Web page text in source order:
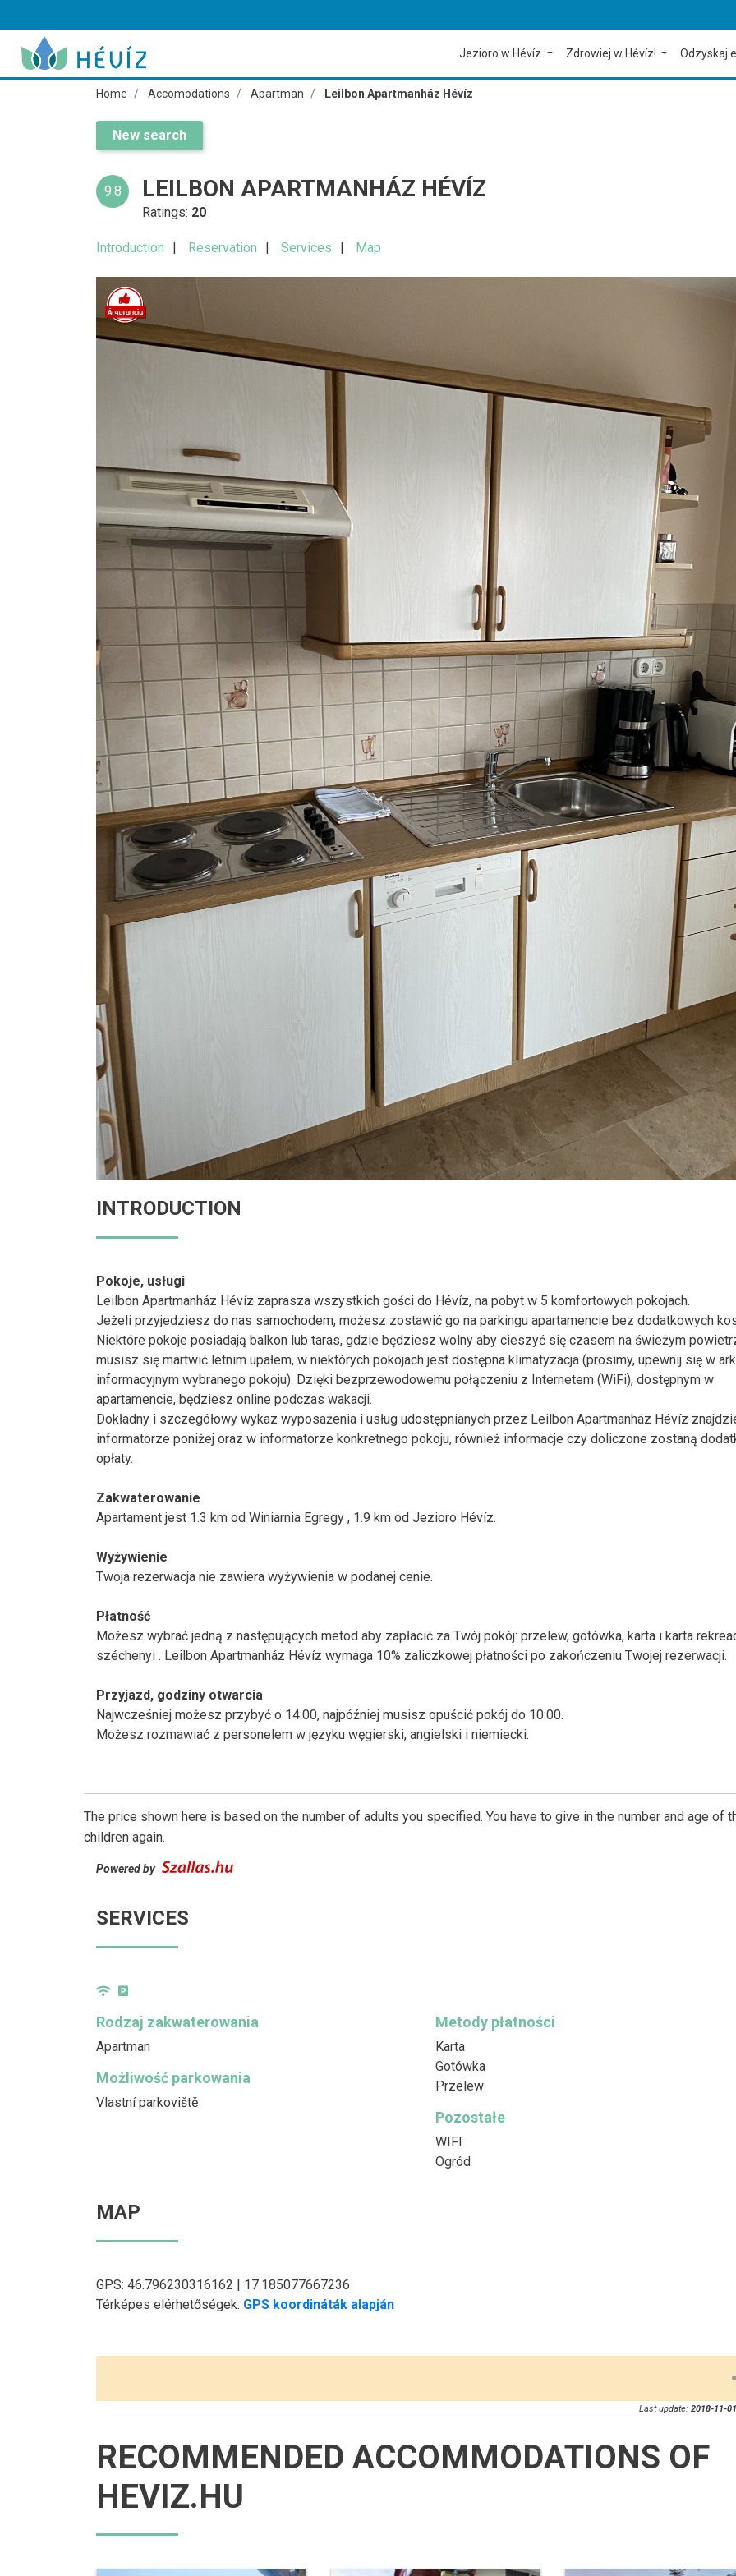
Jezioro w Hévíz Zdrowiej w Hévíz! Odzyskaj
Home Accomodations Apartman Leilbon Apartmanház Hévíz
New search
9.8 LEILBON APARTMANHÁZ HÉVÍZ
Ratings: 20
Introduction Reservation Services Map
INTRODUCTION
Pokoje, usługi
Leilbon Apartmanház Hévíz zaprasza wszystkich gości do Hévíz, na pobyt w 5 komfortowych pokojach.
Jeżeli przyjedziesz do nas samochodem, możesz zostawić go na parkingu apartamencie bez dodatkowych
Niektóre pokoje posiadają balkon lub taras, gdzie będziesz wolny aby cieszyć się czasem na świeżym
musisz się martwić letnim upałem, w niektórych pokojach jest dostępna klimatyzacja (prosimy, upewnij się w
informacyjnym wybranego pokoju). Dzięki bezprzewodowemu połączeniu z Internetem (WiFi), dostępnym w
apartamencie, będziesz online podczas wakacji.
Dokładny i szczegółowy wykaz wyposażenia i usług udostępnianych przez Leilbon Apartmanház Hévíz
informatorze poniżej oraz w informatorze konkretnego pokoju, również informacje czy doliczone zostaną
opłaty.
Zakwaterowanie
Apartament jest 1.3 km od Winiarnia Egregy , 1.9 km od Jezioro Hévíz.
Wyżywienie
Twoja rezerwacja nie zawiera wyżywienia w podanej cenie.
Płatność
Możesz wybrać jedną z następujących metod aby zapłacić za Twój pokój: przelew, gotówka, karta i karta
széchenyi . Leilbon Apartmanház Hévíz wymaga 10% zaliczkowej płatności po zakończeniu Twojej rezerwacji.
Przyjazd, godziny otwarcia
Najwcześniej możesz przybyć o 14:00, najpóźniej musisz opuścić pokój do 10:00.
Możesz rozmawiać z personelem w języku węgierski, angielski i niemiecki.
The price shown here is based on the number of adults you specified. You have to give in the number and age of
children again.
Powered by
SERVICES
Rodzaj zakwaterowania
Apartman
Metody płatności
Karta
Gotówka
Przelew
Możliwość parkowania
Vlastní parkoviště
Pozostałe
WIFI
Ogród
MAP
GPS: 46.796230316162 | 17.185077667236
Térképes elérhetőségek: GPS koordináták alapján
Last update: 2018-11-
RECOMMENDED ACCOMMODATIONS OF
HEVIZ.HU